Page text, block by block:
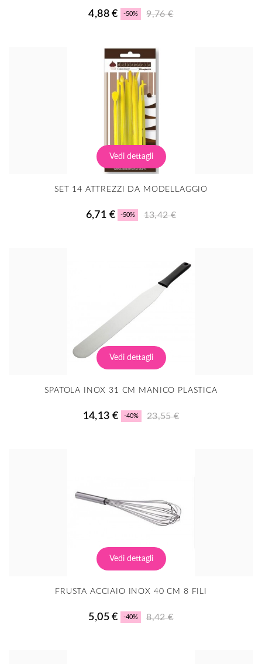
4,88 € -50% 9,76 €
Vedi dettagli
SET 14 ATTREZZI DA MODELLAGGIO
6,71 € -50% 13,42 €
Vedi dettagli
SPATOLA INOX 31 CM MANICO PLASTICA
14,13 € -40% 23,55 €
Vedi dettagli
FRUSTA ACCIAIO INOX 40 CM 8 FILI
5,05 € -40% 8,42 €